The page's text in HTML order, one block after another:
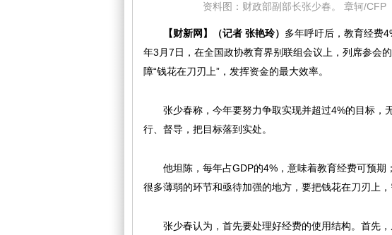
资料图：财政部副部长张少春。 章轲/CFP
【财新网】（记者 张艳玲） 多年呼吁后，教育经费
年3月7日，在全国政协教育界别联组会议上，列席参会
障“钱花在刀刃上”，发挥资金的最大效率。
张少春称，今年要努力争取实现并超过4%的目标，
行、督导，把目标落到实处。
他坦陈，每年占GDP的4%，意味着教育经费可预期
很多薄弱的环节和亟待加强的地方，要把钱花在刀刃上，
张少春认为，首先要处理好经费的使用结构。首先，